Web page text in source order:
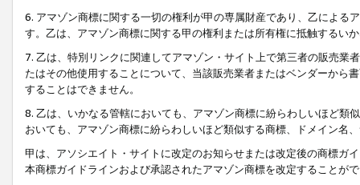
6. アマゾン商標に関する一切の権利が甲の専属財産であり、乙による
す。乙は、アマゾン商標に関する甲の権利または所有権に抵触するい
7. 乙は、特別リンクに関連してアマゾン・サイト上で第三者の販売
たはその他使用することについて、当該販売業者またはベンダーから
することはできません。
8. 乙は、いかなる管轄においても、アマゾン商標に紛らわしいほど類
おいても、アマゾン商標に紛らわしいほど類似する商標、ドメイン名
甲は、アソシエイト・サイトに改定のお知らせまたは改定後の商標ガ
本商標ガイドラインおよび承認されたアマゾン商標を改定することが